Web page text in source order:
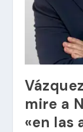
mire a
«en las